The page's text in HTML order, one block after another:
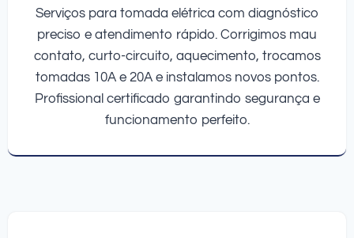
Serviços para tomada elétrica com diagnóstico
preciso e atendimento rápido. Corrigimos mau
contato, curto-circuito, aquecimento, trocamos
tomadas 10A e 20A e instalamos novos pontos.
Profissional certificado garantindo segurança e
funcionamento perfeito.